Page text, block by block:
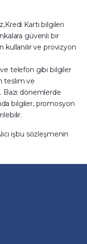
Kartı bilgileri
güvenli bir
kullanılır ve provizyon
ve telefon gibi bilgiler
teslim ve
Bazı dönemlerde
bilgiler, promosyon
işbu sözleşmenin